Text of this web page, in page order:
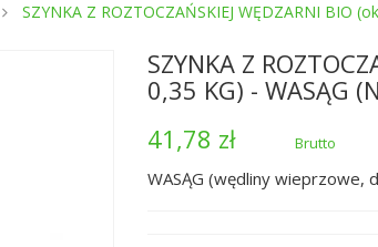
SZYNKA Z ROZTOCZAŃSKIEJ WĘDZARNI BIO
SZYNKA Z
0,35 KG) - WASĄG
41,78 zł
Brutto
WASĄG (wędliny wieprzowe,